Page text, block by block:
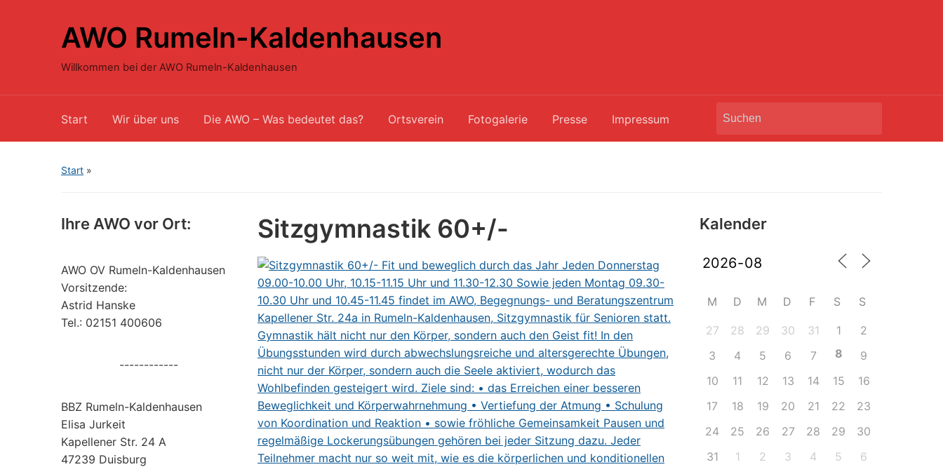
AWO Rumeln-Kaldenhausen
Willkommen bei der AWO Rumeln-Kaldenhausen
Start Wir über uns Die AWO – Was bedeutet das? Ortsverein Fotogalerie Presse Impressum
Search
Start »
Ihre AWO vor Ort:
AWO OV Rumeln-Kaldenhausen
Vorsitzende:
Astrid Hanske
Tel.: 02151 400606
------------
BBZ Rumeln-Kaldenhausen
Elisa Jurkeit
Kapellener Str. 24 A
47239 Duisburg
Sitzgymnastik 60+/- Kalender
M D M D F S S
27 28 29 30 31 1
2
3
4 5 6 7 8
9
10
11 12 13 14 15
16
17
18 19 20 21 22
23
24
25 26 27 28 29
30
31
1 2 3 4 5 6